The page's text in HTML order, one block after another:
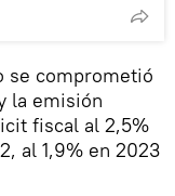
se comprometió
la emisión
fiscal al 2,5%
al 1,9% en 2023